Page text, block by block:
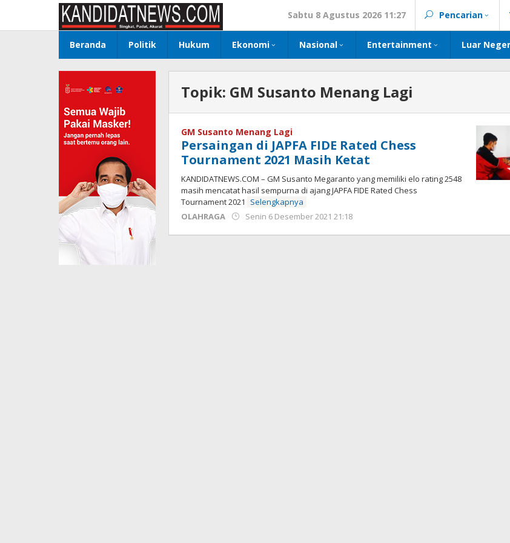
konten
Sabtu 8 Agustus 2026 11:27 Pencarian
Beranda Politik Hukum Ekonomi Nasional Entertainment Luar
Topik: GM Susanto Menang Lagi
GM Susanto Menang Lagi
Persaingan di JAPFA FIDE Rated Chess
Tournament 2021 Masih Ketat
KANDIDATNEWS.COM – GM Susanto Megaranto yang memiliki elo rating 2548
masih mencatat hasil sempurna di ajang JAPFA FIDE Rated Chess
Tournament 2021
Selengkapnya
OLAHRAGA
Senin 6 Desember 2021 21:18
Jackson